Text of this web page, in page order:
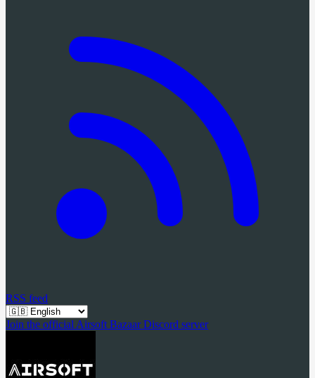
RSS feed
Join the official Airsoft Bazaar Discord server